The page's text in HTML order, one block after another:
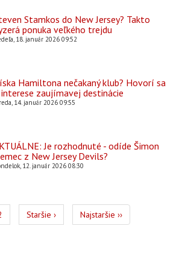
Stamkos do New Jersey? Takto
ponuka veľkého trejdu
18. január 2026 09:52
Hamiltona nečakaný klub? Hovorí sa
zaujímavej destinácie
14. január 2026 09:55
Je rozhodnuté - odíde Šimon
z New Jersey Devils?
12. január 2026 08:30
Ďalšia
strana
Staršie ›
Posledná
strana
Najstaršie ››